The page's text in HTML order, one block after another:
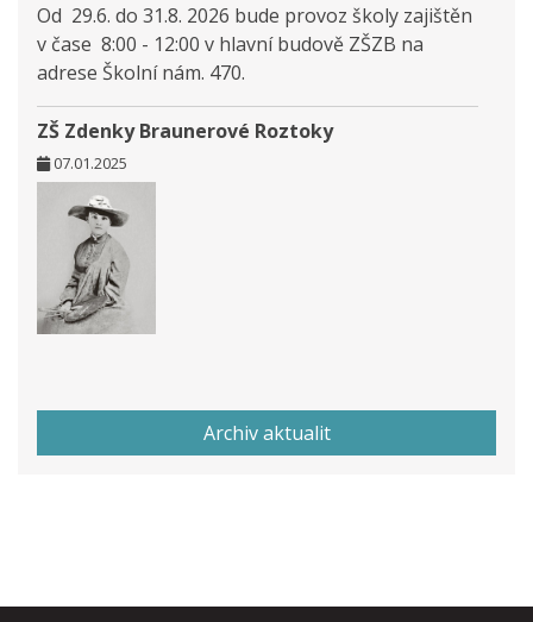
Od 29.6. do 31.8. 2026 bude provoz školy zajištěn
v čase 8:00 - 12:00 v hlavní budově ZŠZB na
adrese Školní nám. 470.
ZŠ Zdenky Braunerové Roztoky
07.01.2025
Archiv aktualit